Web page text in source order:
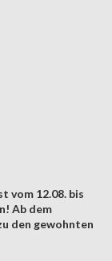
vom 12.08. bis
Ab dem
den gewohnten